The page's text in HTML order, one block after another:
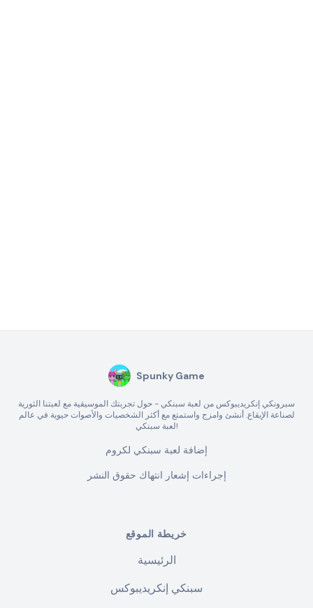
Spunky Game
سبرونكي إنكريديبوكس من لعبة سبنكي - حول تجربتك الموسيقية مع لعبتنا الثورية
لصناعة الإيقاع. أنشئ وامزج واستمتع مع أكثر الشخصيات والأصوات حيوية في عالم
لعبة سبنكي!
إضافة لعبة سبنكي لكروم
إجراءات إشعار انتهاك حقوق النشر
خريطة الموقع
الرئيسية
سبنكي إنكريديبوكس